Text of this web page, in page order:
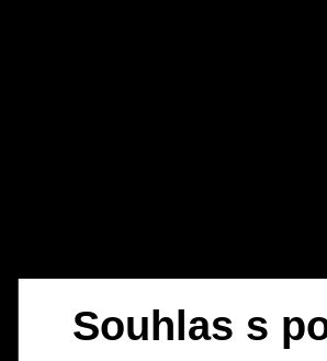
Souhlas s